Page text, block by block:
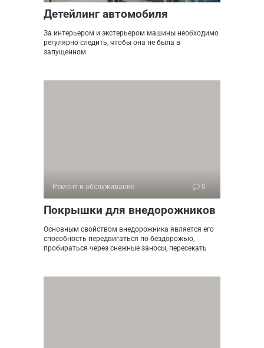
Детейлинг автомобиля
За интерьером и экстерьером машины необходимо
регулярно следить, чтобы она не была в
запущенном
Ремонт и обслуживание 0
Покрышки для внедорожников
Основным свойством внедорожника является его
способность передвигаться по бездорожью,
пробираться через снежные заносы, пересекать